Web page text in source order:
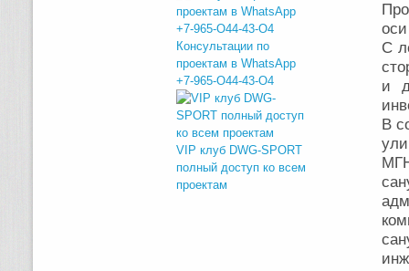
Консультации по
проектам в WhatsApp
+7-965-O44-43-O4
VIP клуб DWG-SPORT
полный доступ ко всем
проектам
С
и
В